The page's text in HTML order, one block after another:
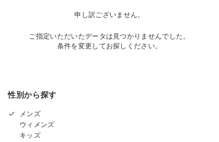
申し訳ございません。
ご指定いただいたデータは見つかりませんでした。
条件を変更してお探しください。
性別から探す
メンズ
ウィメンズ
キッズ